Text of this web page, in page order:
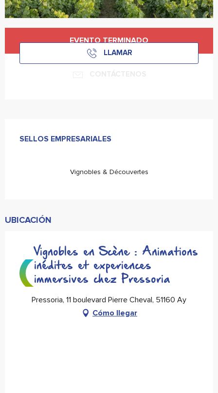
EVENTO TERMINADO
LLAMAR
SELLOS EMPRESARIALES
SELLOS EMPRESARIALES
Vignobles & Découvertes
UBICACIÓN
Vignobles en Scène : Animations
inédites et experiences
immersives chez Pressoria
Pressoria, 11 boulevard Pierre Cheval, 51160 Ay
Cómo llegar